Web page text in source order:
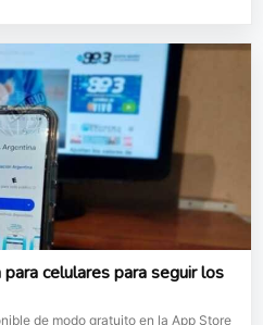
celulares para seguir los
de modo gratuito en la App Store